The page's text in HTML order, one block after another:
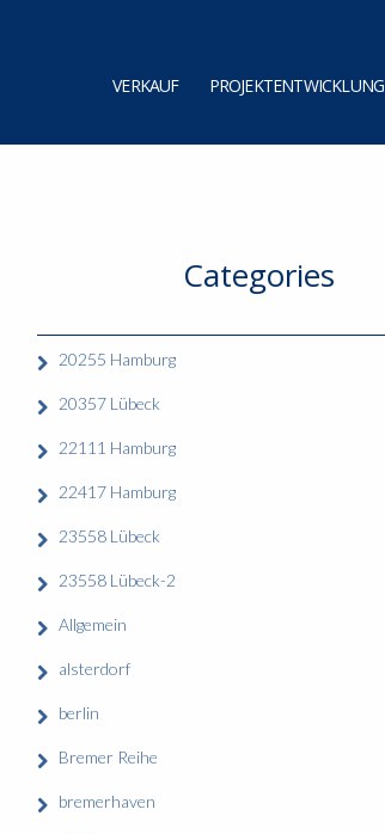
VERKAUF PROJEKTENTWICKLUNG
Categories
20255 Hamburg
20357 Lübeck
22111 Hamburg
22417 Hamburg
23558 Lübeck
23558 Lübeck-2
Allgemein
alsterdorf
berlin
Bremer Reihe
bremerhaven